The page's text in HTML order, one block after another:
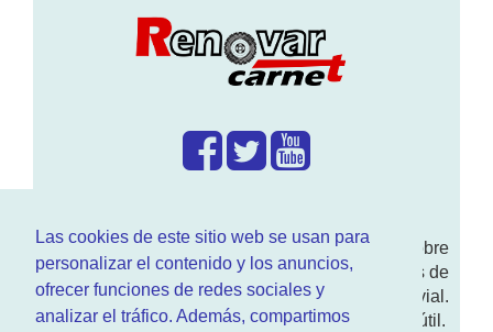
Las cookies de este sitio web se usan para
personalizar el contenido y los anuncios,
ofrecer funciones de redes sociales y
analizar el tráfico. Además, compartimos
Enwww.RenovarCarnet.comTe contamos sobre
larenovación del permisode conducir, noticias de
actualidad motor y sobre todo seguridad vial.
Ademas tenemos todo tipo de información DGT útil.